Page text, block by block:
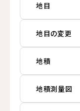
地目
地目の変更
地積
地積測量図